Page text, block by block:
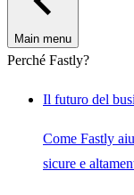
Main menu
Perché Fastly?
Il futuro del
Come Fastly
sicure e